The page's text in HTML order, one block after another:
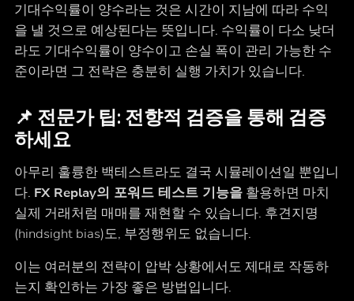
기대수익률이 양수라는 것은 시간이 지남에 따라 수익
을 낼 것으로 예상된다는 뜻입니다. 수익률이 다소 낮더
라도 기대수익률이 양수이고 손실 폭이 관리 가능한 수
준이라면 그 전략은 충분히 실행 가치가 있습니다.
📌 전문가 팁: 전향적 검증을 통해 검증
하세요
아무리 훌륭한 백테스트라도 결국 시뮬레이션일 뿐입니
다. FX Replay의 포워드 테스트 기능을활용하면 마치
실제 거래처럼 매매를 재현할 수 있습니다. 후견지명
(hindsight bias)도, 부정행위도 없습니다.
이는 여러분의 전략이 압박 상황에서도 제대로 작동하
는지 확인하는 가장 좋은 방법입니다.